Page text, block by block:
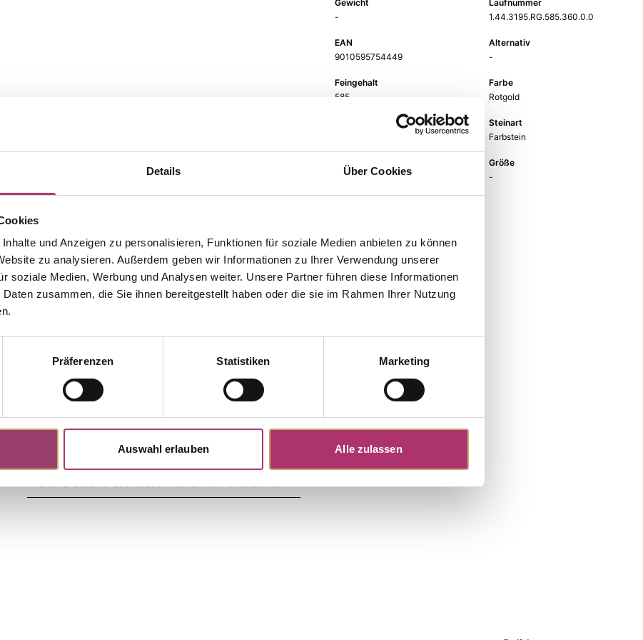
Details Über Cookies
und Anzeigen zu personalisieren, Funktionen für soziale Medien anbieten zu können
zu analysieren. Außerdem geben wir Informationen zu Ihrer Verwendung unserer
soziale Medien, Werbung und Analysen weiter. Unsere Partner führen diese Informationen
zusammen, die Sie ihnen bereitgestellt haben oder die sie im Rahmen Ihrer Nutzung
Präferenzen Statistiken Marketing
Auswahl erlauben Alle zulassen
Gewicht
-
Laufnummer
1.44.3195.RG.585.360.0.0
EAN
9010595754449
Alternativ
-
Feingehalt
585
Farbe
Rotgold
Steinart
Farbstein
Stein
Topas LB
Größe
-
Die passenden Stücke aus der
Kollektion.
0,32ct · Diamant 0,04ct H/SI ·
Weitere Stücke aus dieser Kollektion entdecken.